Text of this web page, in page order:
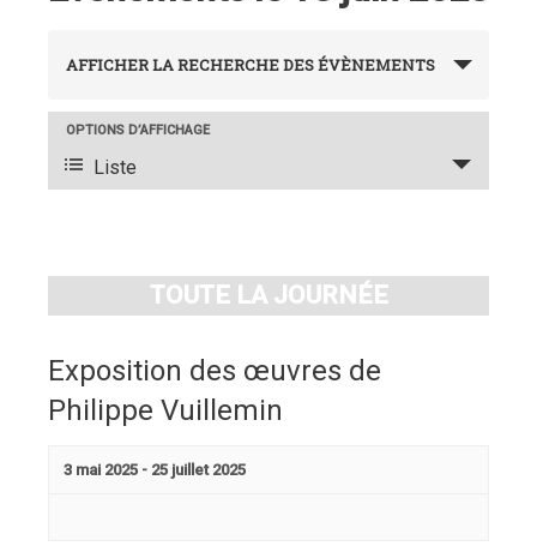
Démarches et Aides
Vie pratique
Loisirs
Recherche
et
navigation
de
Évènements
AFFICHER LA RECHERCHE DES ÉVÈNEMENTS
Navigation
de
OPTIONS D’AFFICHAGE
Liste
TOUTE LA JOURNÉE
Exposition des œuvres de
Philippe Vuillemin
3 mai 2025 - 25 juillet 2025